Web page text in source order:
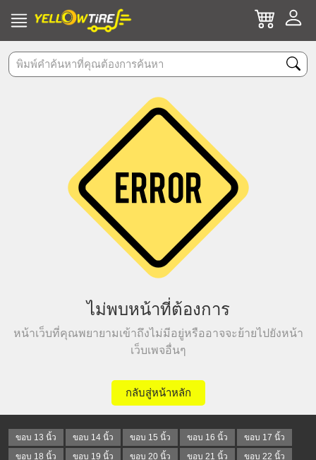
ไม่พบหน้าที่ต้องการ
หน้าเว็บที่คุณพยายามเข้าถึงไม่มีอยู่หรืออาจจะย้ายไปยังหน้า
เว็บเพจอื่นๆ
กลับสู่หน้าหลัก
ขอบ 13 นิ้ว ขอบ 14 นิ้ว ขอบ 15 นิ้ว ขอบ 16 นิ้ว
ขอบ 17 นิ้ว
ขอบ 18 นิ้ว
ขอบ 19 นิ้ว ขอบ 20 นิ้ว ขอบ 21 นิ้ว
ขอบ 22 นิ้ว